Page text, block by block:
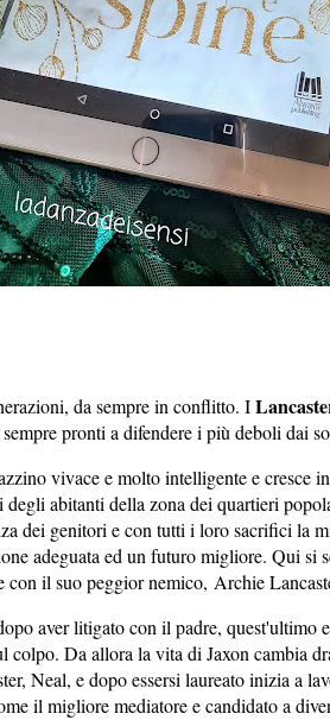
da sempre in conflitto. I
sempre pronti a difendere i più deboli dai
vivace e molto intelligente e cresce
degli abitanti della zona dei quartieri
dei genitori e con tutti i loro sacrifici la
adeguata ed un futuro migliore. Qui si
con il suo peggior nemico, Archie
aver litigato con il padre, quest'ultimo
colpo. Da allora la vita di Jaxon cambia
Neal, e dopo essersi laureato inizia a
il migliore mediatore e candidato a